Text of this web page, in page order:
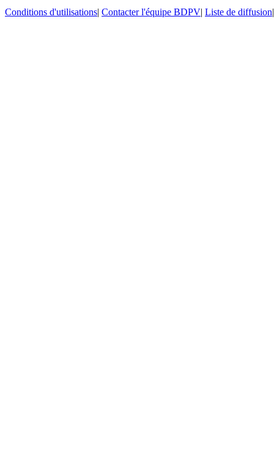
Conditions d'utilisations| Contacter l'équipe BDPV| Liste de diffusion